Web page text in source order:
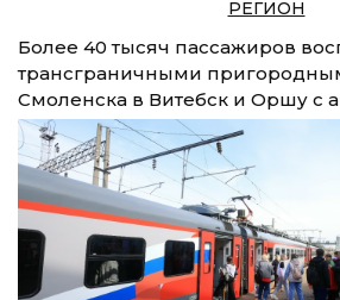
РЕГИОН
Более 40 тысяч пассажиров
трансграничными
Смоленска в Витебск и Оршу с